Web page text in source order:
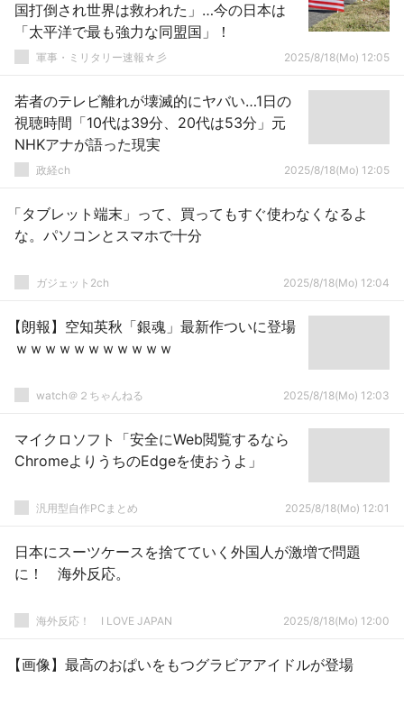
国打倒され世界は救われた」…今の日本は
「太平洋で最も強力な同盟国」！
軍事・ミリタリー速報☆彡 2025/8/18(Mo) 12:05
若者のテレビ離れが壊滅的にヤバい…1日の
視聴時間「10代は39分、20代は53分」元
NHKアナが語った現実
政経ch 2025/8/18(Mo) 12:05
「タブレット端末」って、買ってもすぐ使わなくなるよ
な。パソコンとスマホで十分
ガジェット2ch 2025/8/18(Mo) 12:04
【朗報】空知英秋「銀魂」最新作ついに登場
ｗｗｗｗｗｗｗｗｗｗｗ
watch＠２ちゃんねる 2025/8/18(Mo) 12:03
マイクロソフト「安全にWeb閲覧するなら
ChromeよりうちのEdgeを使おうよ」
汎用型自作PCまとめ 2025/8/18(Mo) 12:01
日本にスーツケースを捨てていく外国人が激増で問題
に！ 海外反応。
海外反応！ I LOVE JAPAN 2025/8/18(Mo) 12:00
【画像】最高のおぱいをもつグラビアアイドルが登場